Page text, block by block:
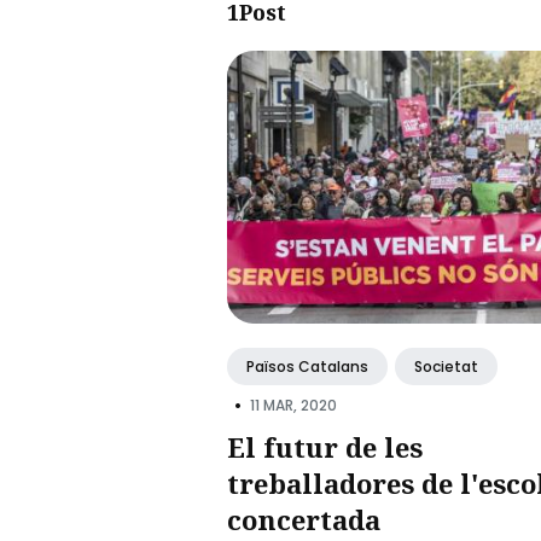
1Post
Països Catalans Societat
• 11 MAR, 2020
El futur de les
treballadores de
concertada